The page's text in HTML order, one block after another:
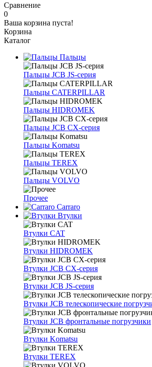
Сравнение
0
Ваша корзина пуста!
Корзина
Каталог
Пальцы
Пальцы JCB JS-серия
Пальцы CATERPILLAR
Пальцы HIDROMEK
Пальцы JCB CX-серия
Пальцы Komatsu
Пальцы TEREX
Пальцы VOLVO
Прочее
Carraro
Втулки
Втулки CAT
Втулки HIDROMEK
Втулки JCB CX-серия
Втулки JCB JS-серия
Втулки JCB телескопические
Втулки JCB фронтальные погрузчики
Втулки Komatsu
Втулки TEREX